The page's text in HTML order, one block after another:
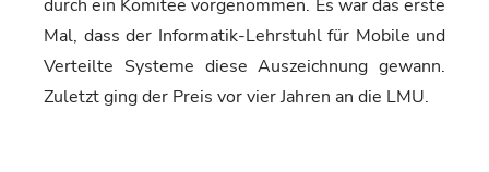
durch ein Komitee vorgenommen. Es war das erste
Mal, dass der Informatik-Lehrstuhl für Mobile und
Verteilte Systeme diese Auszeichnung gewann.
Zuletzt ging der Preis vor vier Jahren an die LMU.